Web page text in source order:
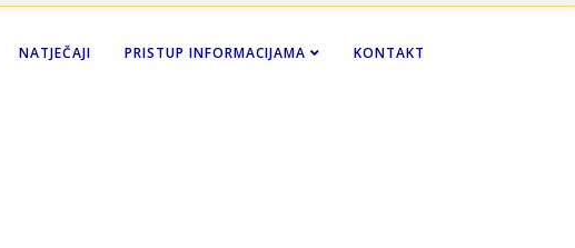
NATJEČAJI PRISTUP INFORMACIJAMA KONTAKT